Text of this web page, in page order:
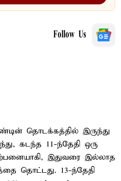
Follow Us
தொடக்கத்தில் இருந்து
கடந்த 11-ந்தேதி ஒரு
இதுவரை இல்லாத
தொட்டது. 13-ந்தேதி